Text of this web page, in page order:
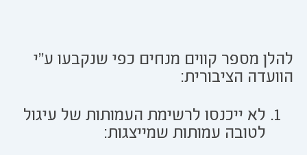
להלן מספר קווים מנחים כפי שנקבעו ע"י
הוועדה הציבורית:
לא ייכנסו לרשימת העמותות של עיגול
לטובה עמותות שמייצגות: